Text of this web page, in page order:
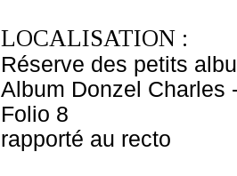
LOCALISATION :
Réserve des petits
Album Donzel Charles
Folio 8
rapporté au recto